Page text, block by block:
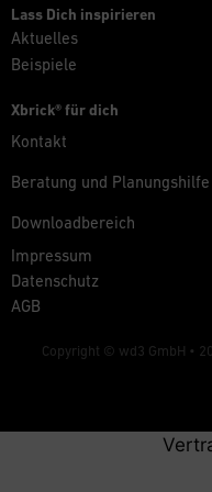
Lass Dich inspirieren
Aktuelles
Beispiele
Xbrick® für dich
Kontakt
Beratung und Planungshilfe
Downloadbereich
Impressum
Datenschutz
AGB
Copyright © wd3 GmbH •